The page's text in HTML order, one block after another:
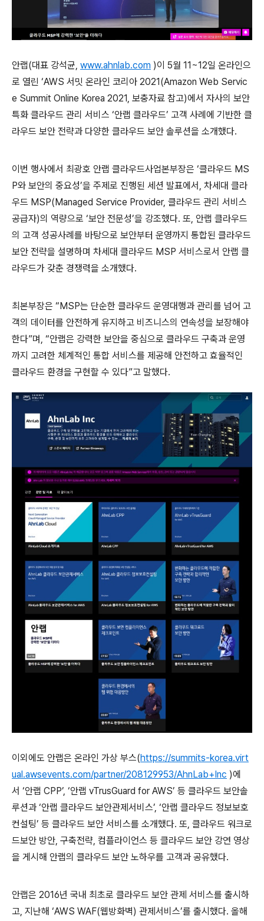
안랩(대표 강석균, www.ahnlab.com )이 5월 11~12일 온라인으
로 열린 ‘AWS 서밋 온라인 코리아 2021(Amazon Web Servic
e Summit Online Korea 2021, 보충자료 참고)에서 자사의 보안
특화 클라우드 관리 서비스 ‘안랩 클라우드’ 고객 사례에 기반한 클
라우드 보안 전략과 다양한 클라우드 보안 솔루션을 소개했다.
이번 행사에서 최광호 안랩 클라우드사업본부장은 ‘클라우드 MS
P와 보안의 중요성’을 주제로 진행된 세션 발표에서, 차세대 클라
우드 MSP(Managed Service Provider, 클라우드 관리 서비스
공급자)의 역량으로 ‘보안 전문성’을 강조했다. 또, 안랩 클라우드
의 고객 성공사례를 바탕으로 보안부터 운영까지 통합된 클라우드
보안 전략을 설명하며 차세대 클라우드 MSP 서비스로서 안랩 클
라우드가 갖춘 경쟁력을 소개했다.
최본부장은 “MSP는 단순한 클라우드 운영대행과 관리를 넘어 고
객의 데이터를 안전하게 유지하고 비즈니스의 연속성을 보장해야
한다”며, “안랩은 강력한 보안을 중심으로 클라우드 구축과 운영
까지 고려한 체계적인 통합 서비스를 제공해 안전하고 효율적인
클라우드 환경을 구현할 수 있다”고 말했다.
이외에도 안랩은 온라인 가상 부스(https://summits-korea.virt
ual.awsevents.com/partner/208129953/AhnLab+Inc )에
서 ‘안랩 CPP’, ‘안랩 vTrusGuard for AWS’ 등 클라우드 보안솔
루션과 ‘안랩 클라우드 보안관제서비스’, ‘안랩 클라우드 정보보호
컨설팅’ 등 클라우드 보안 서비스를 소개했다. 또, 클라우드 워크로
드보안 방안, 구축전략, 컴플라이언스 등 클라우드 보안 강연 영상
을 게시해 안랩의 클라우드 보안 노하우를 고객과 공유했다.
안랩은 2016년 국내 최초로 클라우드 보안 관제 서비스를 출시하
고, 지난해 ‘AWS WAF(웹방화벽) 관제서비스’를 출시했다. 올해